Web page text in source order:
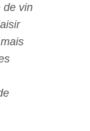
de vin